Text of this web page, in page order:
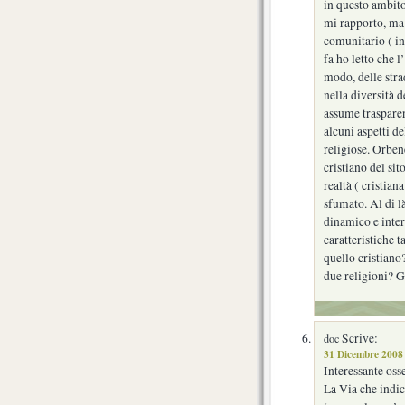
in questo
mi rapporto, ma
comunitario ( in
fa ho letto che
modo, delle
nella diversità
assume
alcuni aspetti
religiose.
cristiano del
realtà (
sfumato. Al di
dinamico e
caratteristiche
quello
due religioni?
docScrive:
31 Dicembre
Interessante
La Via che